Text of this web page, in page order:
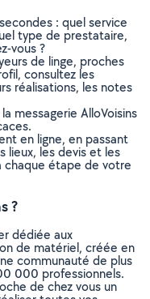
: quel service
type de prestataire,
vous ?
de linge, proches
consultez les
réalisations, les notes
messagerie AlloVoisins
en ligne, en passant
lieux, les devis et les
chaque étape de votre
?
dédiée aux
de matériel, créée en
communauté de plus
000 professionnels.
de chez vous un